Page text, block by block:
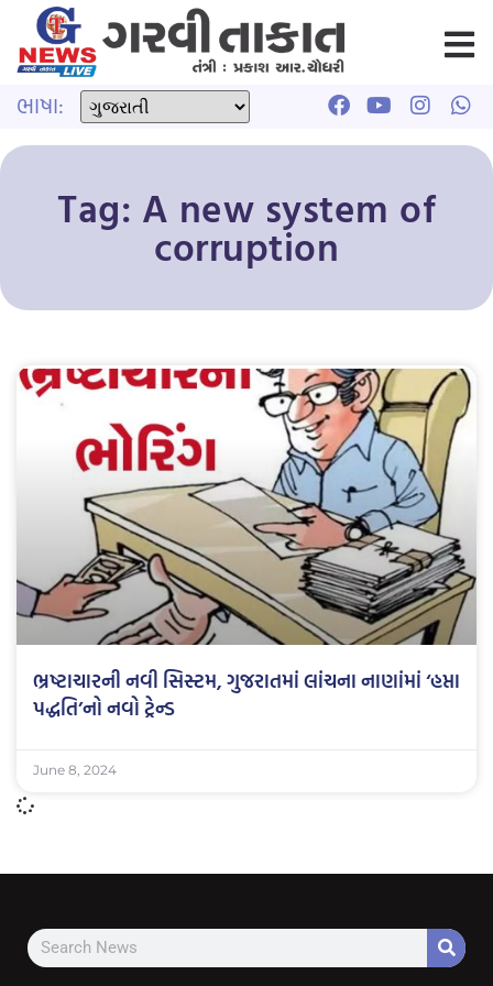
ભાષા:
Tag: A new system of
corruption
ભ્રષ્ટાચારની નવી સિસ્ટમ, ગુજરાતમાં લાંચના નાણાંમાં ‘હપ્તા
પદ્ધતિ’નો નવો ટ્રેન્ડ
June 8, 2024